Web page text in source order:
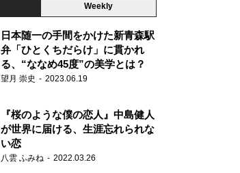
Weekly
日本随一の手間をかけた新青森駅
弁「ひとくちだらけ」に貫かれ
る、“ななめ45度”の美学とは？
望月 崇史 2023.06.19
『桜のような僕の恋人』中島健人
が世界に届ける、生涯忘れられな
い恋
八雲 ふみね 2022.03.26